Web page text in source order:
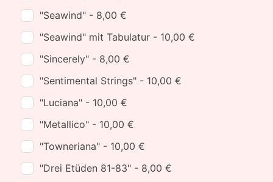
"Seawind" - 8,00 €
"Seawind" mit Tabulatur - 10,00 €
"Sincerely" - 8,00 €
"Sentimental Strings" - 10,00 €
"Luciana" - 10,00 €
"Metallico" - 10,00 €
"Towneriana" - 10,00 €
"Drei Etüden 81-83" - 8,00 €